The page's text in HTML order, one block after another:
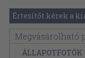
Értesítőt kérek a
Megvásárolható
ÁLLAPOTFOTÓK